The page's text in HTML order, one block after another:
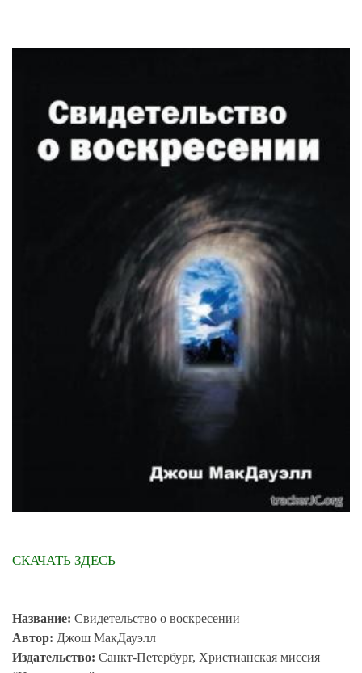
СКАЧАТЬ ЗДЕСЬ
Название: Свидетельство о воскресении
Автор: Джош МакДауэлл
Издательство: Санкт-Петербург, Христианская миссия